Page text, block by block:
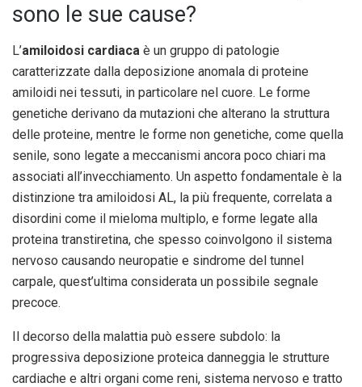
sono le sue cause?
L’amiloidosi cardiaca è un gruppo di patologie
caratterizzate dalla deposizione anomala di proteine
amiloidi nei tessuti, in particolare nel cuore. Le forme
genetiche derivano da mutazioni che alterano la struttura
delle proteine, mentre le forme non genetiche, come quella
senile, sono legate a meccanismi ancora poco chiari ma
associati all’invecchiamento. Un aspetto fondamentale è la
distinzione tra amiloidosi AL, la più frequente, correlata a
disordini come il mieloma multiplo, e forme legate alla
proteina transtiretina, che spesso coinvolgono il sistema
nervoso causando neuropatie e sindrome del tunnel
carpale, quest’ultima considerata un possibile segnale
precoce.
Il decorso della malattia può essere subdolo: la
progressiva deposizione proteica danneggia le strutture
cardiache e altri organi come reni, sistema nervoso e tratto